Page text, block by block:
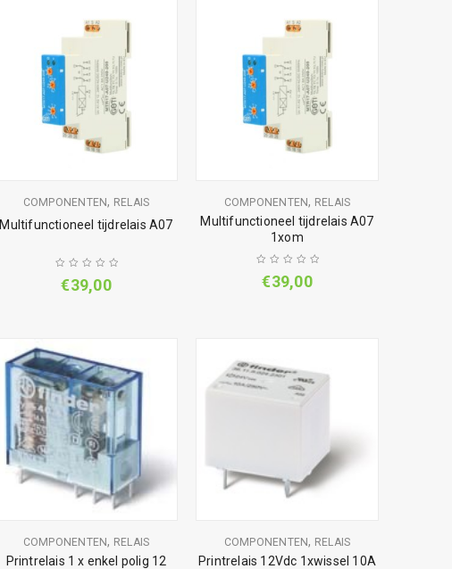
COMPONENTEN, RELAIS
Multifunctioneel tijdrelais A07
€39,00
COMPONENTEN, RELAIS
Multifunctioneel tijdrelais A07
1xom
€39,00
COMPONENTEN, RELAIS
Printrelais 1 x enkel polig 12
COMPONENTEN, RELAIS
Printrelais 12Vdc 1xwissel 10A